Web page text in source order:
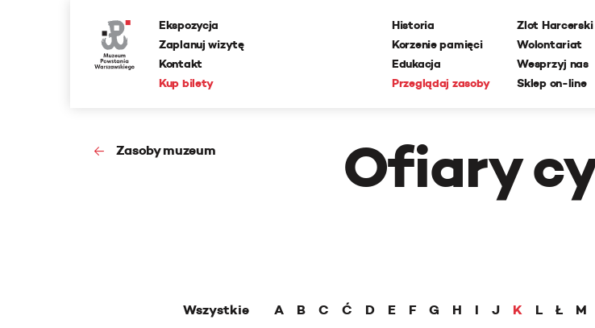
Ekspozycja
Zaplanuj wizytę
Kontakt
Kup bilety
Historia
Korzenie pamięci
Edukacja
Przeglądaj zasoby
Zlot Harcerski
Wolontariat
Wesprzyj nas
Sklep on-line
Zasoby muzeum Ofiary
Wszystkie A B C Ć D E F G H I J K L Ł M